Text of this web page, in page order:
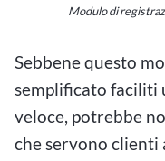
Modulo di
Sebbene questo
semplificato faciliti
veloce, potrebbe
che servono clienti